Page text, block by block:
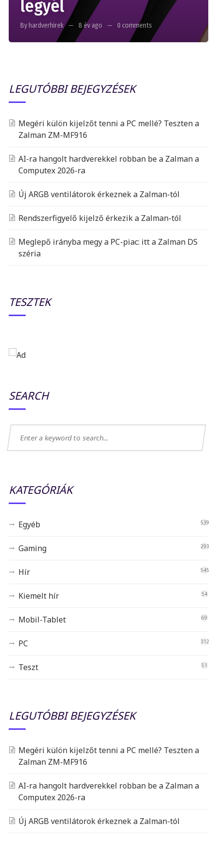
legyél
By hardverhirek 8 év ago 0 comments
LEGUTÓBBI BEJEGYZÉSEK
Megéri külön kijelzőt tenni a PC mellé? Teszten a
Zalman ZM-MF916
AI-ra hangolt hardverekkel robban be a Zalman a
Computex 2026-ra
Új ARGB ventilátorok érkeznek a Zalman-tól
Rendszerfigyelő kijelző érkezik a Zalman-tól
Meglepő irányba megy a PC-piac: itt a Zalman DS
széria
TESZTEK
SEARCH
KATEGÓRIÁK
Egyéb 539
Gaming 293
Hír 545
Kiemelt hír 54
Mobil-Tablet 69
PC 312
Teszt 51
LEGUTÓBBI BEJEGYZÉSEK
Megéri külön kijelzőt tenni a PC mellé? Teszten a
Zalman ZM-MF916
AI-ra hangolt hardverekkel robban be a Zalman a
Computex 2026-ra
Új ARGB ventilátorok érkeznek a Zalman-tól